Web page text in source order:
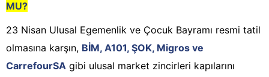
MU?
23 Nisan Ulusal Egemenlik ve Çocuk Bayramı resmi tatil
olmasına karşın, BİM, A101, ŞOK, Migros ve
CarrefourSA gibi ulusal market zincirleri kapılarını